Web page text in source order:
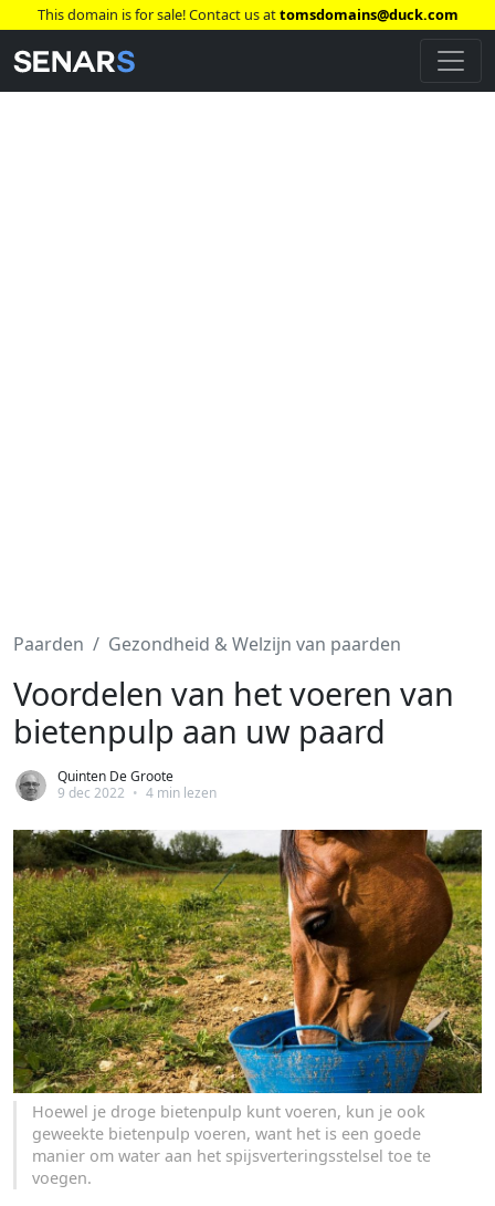
This domain is for sale! Contact us attomsdomains@duck.com
Paarden Gezondheid & Welzijn van paarden
Voordelen van het voeren van
bietenpulp aan uw paard
Quinten De Groote
9 dec 2022 • 4 min lezen
Hoewel je droge bietenpulp kunt voeren, kun je ook
geweekte bietenpulp voeren, want het is een goede
manier om water aan het spijsverteringsstelsel toe te
voegen.